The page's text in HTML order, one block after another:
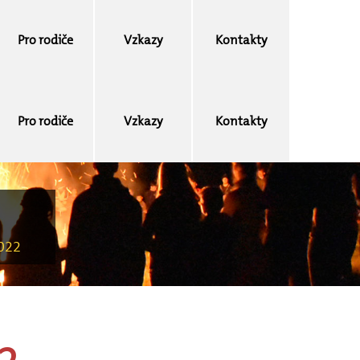
Pro rodiče Vzkazy Kontakty
Pro rodiče Vzkazy Kontakty